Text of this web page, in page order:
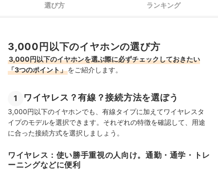
選び方 ランキング
3,000円以下のイヤホンの選び方
3,000円以下のイヤホンを選ぶ際に必ずチェックしておきたい
「3つのポイント」をご紹介します。
1 ワイヤレス？有線？接続方法を選ぼう
3,000円以下のイヤホンでも、有線タイプに加えてワイヤレスタ
イプのモデルを選択できます。それぞれの特徴を確認して、用途
に合った接続方式を選択しましょう。
ワイヤレス：使い勝手重視の人向け。通勤・通学・トレ
ーニングなどに便利